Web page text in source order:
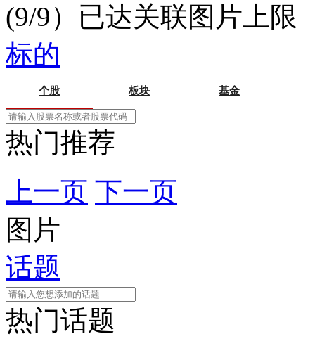
(9/9）已达关联图片上限
标的
个股 板块 基金
热门推荐
上一页 下一页
图片
话题
热门话题